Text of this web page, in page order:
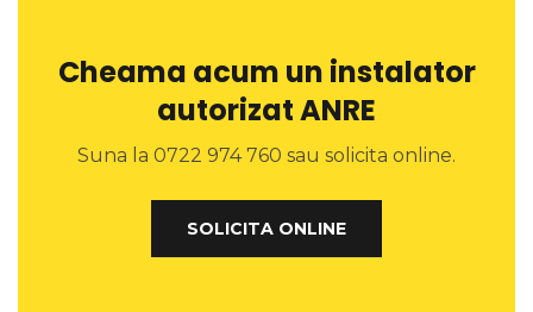
Cheama acum un instalator
autorizat ANRE
Suna la 0722 974 760 sau solicita online.
SOLICITA ONLINE